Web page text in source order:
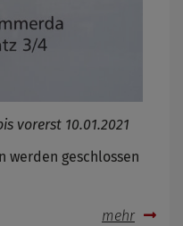
vorerst 10.01.2021
werden geschlossen
mehr